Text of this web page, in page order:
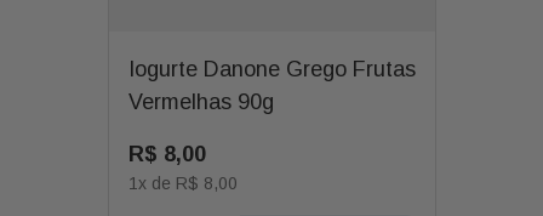
Iogurte Danone Grego Frutas
Vermelhas 90g
R$ 8,00
1x de R$ 8,00